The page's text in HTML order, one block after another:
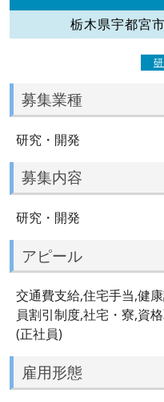
栃木県宇都宮
募集業種
研究・開発
募集内容
研究・開発
アピール
交通費支給,住宅手当,健
員割引制度,社宅・寮,資
(正社員)
雇用形態